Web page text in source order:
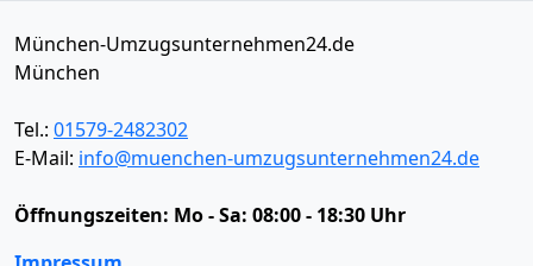
München-Umzugsunternehmen24.de
München
Tel.: 01579-2482302
E-Mail: info@muenchen-umzugsunternehmen24.de
Öffnungszeiten: Mo - Sa: 08:00 - 18:30 Uhr